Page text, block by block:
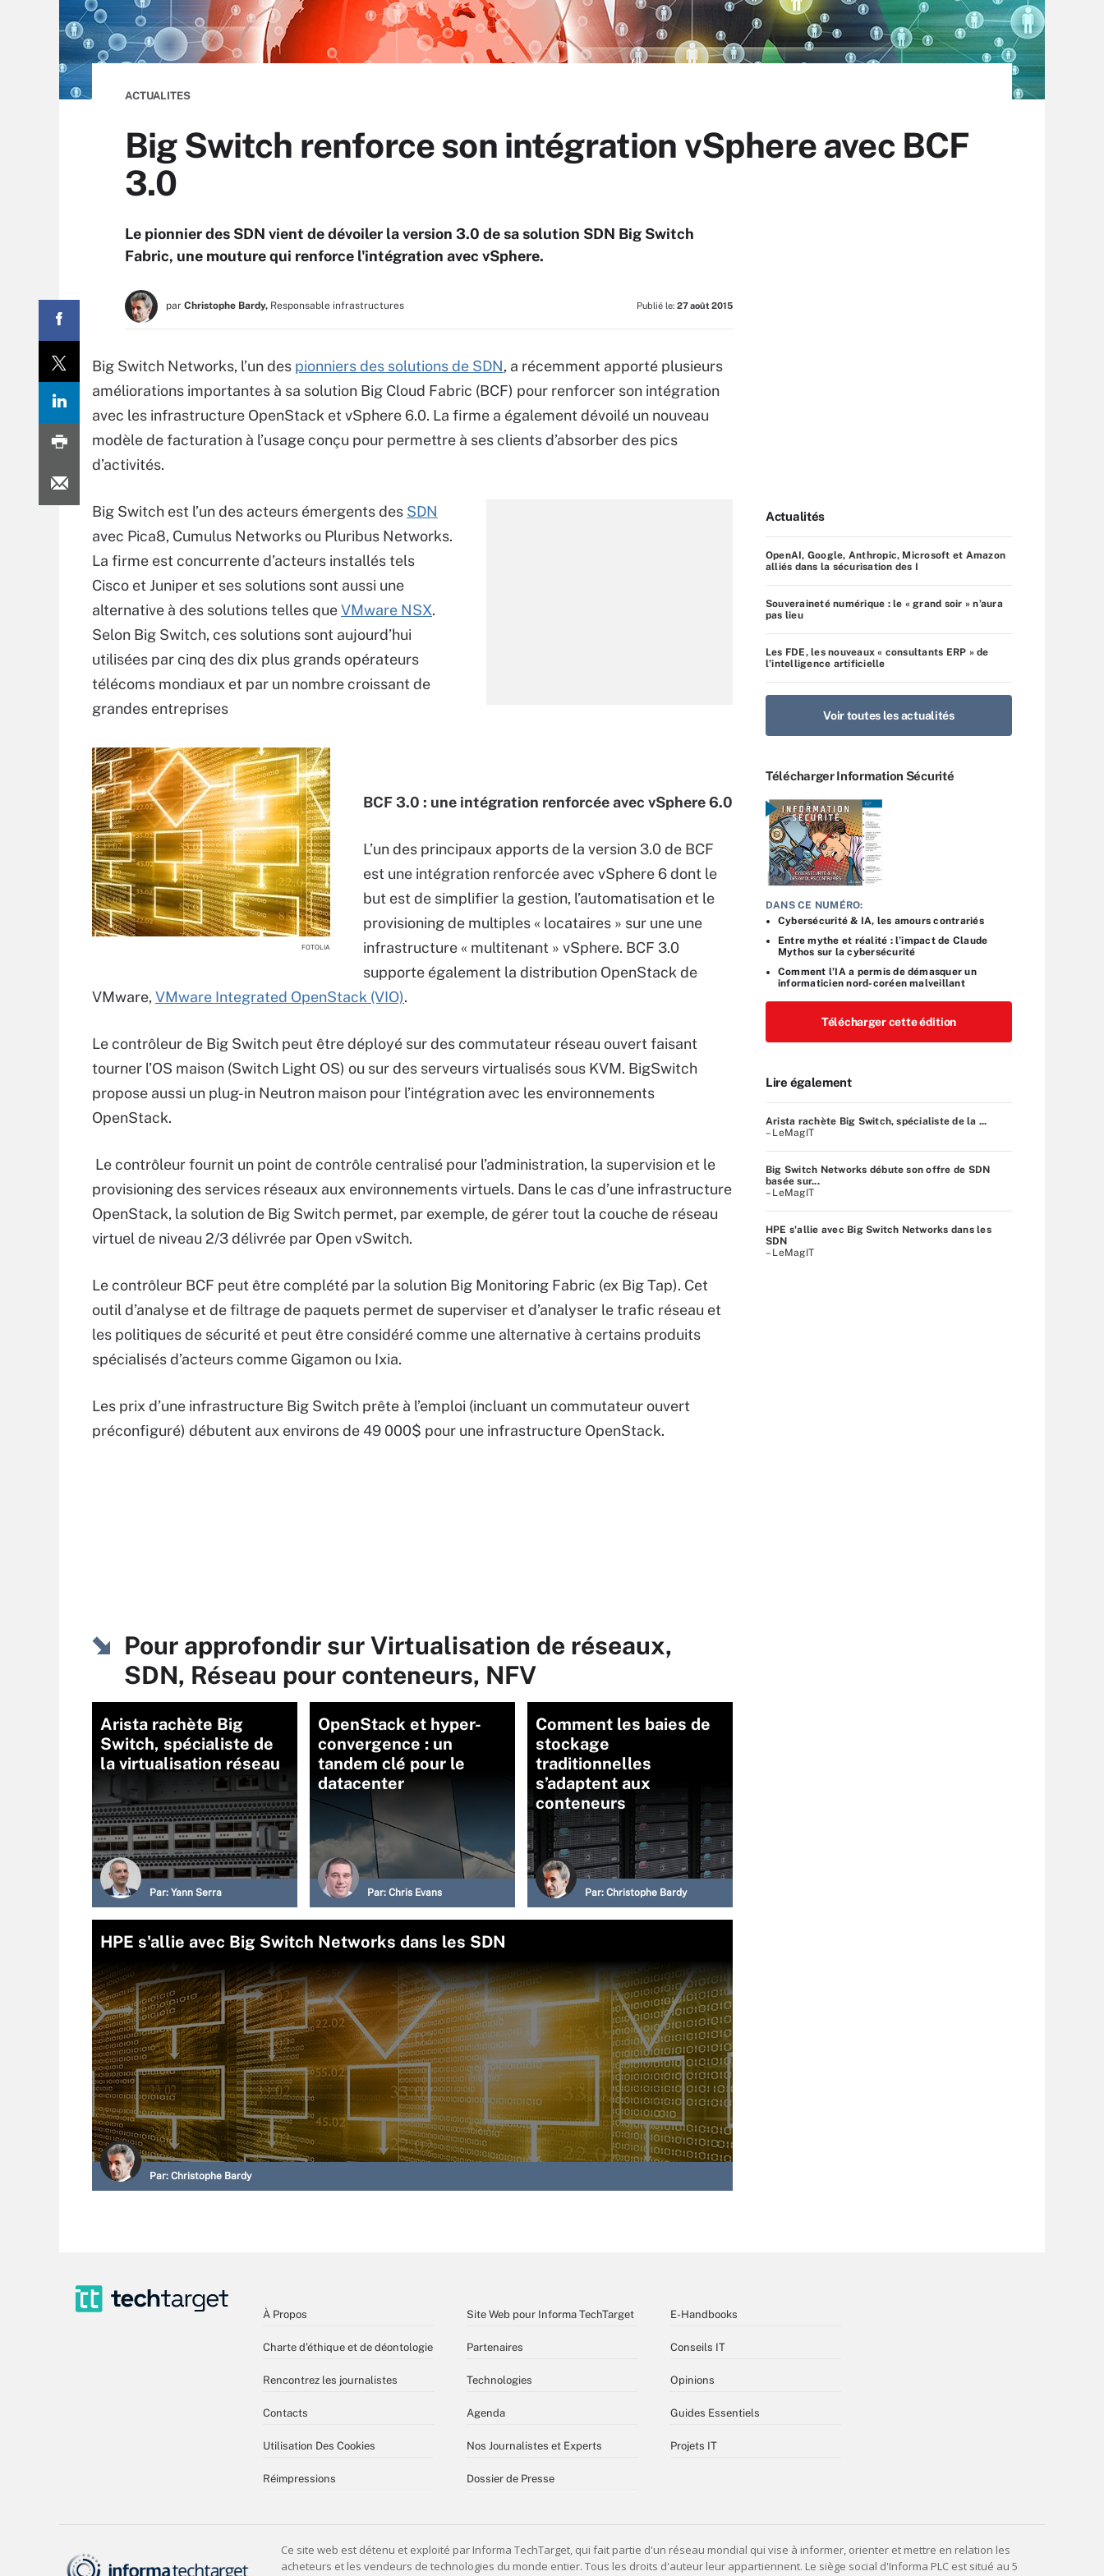
ACTUALITES
Big Switch renforce son intégration vSphere avec BCF
3.0
Le pionnier des SDN vient de dévoiler la version 3.0 de sa solution SDN Big Switch
Fabric, une mouture qui renforce l'intégration avec vSphere.
par Christophe Bardy, Responsable infrastructures Publié le: 27 août 2015
Big Switch Networks, l’un des pionniers des solutions de SDN, a récemment apporté plusieurs
améliorations importantes à sa solution Big Cloud Fabric (BCF) pour renforcer son intégration
avec les infrastructure OpenStack et vSphere 6.0. La firme a également dévoilé un nouveau
modèle de facturation à l’usage conçu pour permettre à ses clients d’absorber des pics
d’activités.
Big Switch est l’un des acteurs émergents des SDN
avec Pica8, Cumulus Networks ou Pluribus Networks.
La firme est concurrente d’acteurs installés tels
Cisco et Juniper et ses solutions sont aussi une
alternative à des solutions telles queVMware NSX.
Selon Big Switch, ces solutions sont aujourd’hui
utilisées par cinq des dix plus grands opérateurs
télécoms mondiaux et par un nombre croissant de
grandes entreprises
FOTOLIA
BCF 3.0 : une intégration renforcée avec vSphere 6.0
L’un des principaux apports de la version 3.0 de BCF
est une intégration renforcée avec vSphere 6 dont le
but est de simplifier la gestion, l’automatisation et le
provisioning de multiples « locataires » sur une une
infrastructure « multitenant » vSphere. BCF 3.0
supporte également la distribution OpenStack de
VMware, VMware Integrated OpenStack (VIO).
Le contrôleur de Big Switch peut être déployé sur des commutateur réseau ouvert faisant
tourner l’OS maison (Switch Light OS) ou sur des serveurs virtualisés sous KVM. BigSwitch
propose aussi un plug-in Neutron maison pour l’intégration avec les environnements
OpenStack.
Le contrôleur fournit un point de contrôle centralisé pour l’administration, la supervision et le
provisioning des services réseaux aux environnements virtuels. Dans le cas d’une infrastructure
OpenStack, la solution de Big Switch permet, par exemple, de gérer tout la couche de réseau
virtuel de niveau 2/3 délivrée par Open vSwitch.
Le contrôleur BCF peut être complété par la solution Big Monitoring Fabric (ex Big Tap). Cet
outil d’analyse et de filtrage de paquets permet de superviser et d’analyser le trafic réseau et
les politiques de sécurité et peut être considéré comme une alternative à certains produits
spécialisés d’acteurs comme Gigamon ou Ixia.
Les prix d’une infrastructure Big Switch prête à l’emploi (incluant un commutateur ouvert
préconfiguré) débutent aux environs de 49 000$ pour une infrastructure OpenStack.
Pour approfondir sur Virtualisation de réseaux,
SDN, Réseau pour conteneurs, NFV
Arista rachète Big
Switch, spécialiste de
la virtualisation réseau
Par: Yann Serra
OpenStack et hyper-
convergence : un
tandem clé pour le
datacenter
Par: Chris Evans
Comment les baies de
stockage
traditionnelles
s’adaptent aux
conteneurs
Par: Christophe Bardy
HPE s'allie avec Big Switch Networks dans les SDN
Par: Christophe Bardy
Actualités
OpenAI, Google, Anthropic, Microsoft et Amazon
alliés dans la sécurisation des I
Souveraineté numérique : le « grand soir » n’aura
pas lieu
Les FDE, les nouveaux « consultants ERP » de
l’intelligence artificielle
Voir toutes les actualités
Télécharger Information Sécurité
DANS CE NUMÉRO:
Cybersécurité & IA, les amours contrariés
Entre mythe et réalité : l’impact de Claude
Mythos sur la cybersécurité
Comment l’IA a permis de démasquer un
informaticien nord-coréen malveillant
Télécharger cette édition
Lire également
Arista rachète Big Switch, spécialiste de la ...
– LeMagIT
Big Switch Networks débute son offre de SDN
basée sur...
– LeMagIT
HPE s'allie avec Big Switch Networks dans les
SDN
– LeMagIT
À Propos
Charte d’éthique et de déontologie
Rencontrez les journalistes
Contacts
Utilisation Des Cookies
Réimpressions
Site Web pour Informa TechTarget
Partenaires
Technologies
Agenda
Nos Journalistes et Experts
Dossier de Presse
E-Handbooks
Conseils IT
Opinions
Guides Essentiels
Projets IT